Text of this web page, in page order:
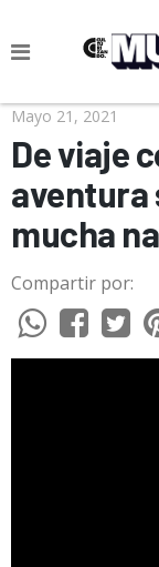
NOTICIAS
CULTURA POP
CIENCIA Y
VIDA
SOCIEDAD
Mayo 21, 2021
De viaje
aventura
mucha
Compartir por: